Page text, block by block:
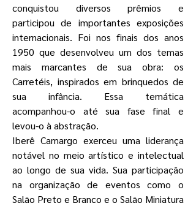
conquistou diversos prêmios e
participou de importantes exposições
internacionais. Foi nos finais dos anos
1950 que desenvolveu um dos temas
mais marcantes de sua obra: os
Carretéis, inspirados em brinquedos de
sua infância. Essa temática
acompanhou-o até sua fase final e
levou-o à abstração.
Iberê Camargo exerceu uma liderança
notável no meio artístico e intelectual
ao longo de sua vida. Sua participação
na organização de eventos como o
Salão Preto e Branco e o Salão Miniatura